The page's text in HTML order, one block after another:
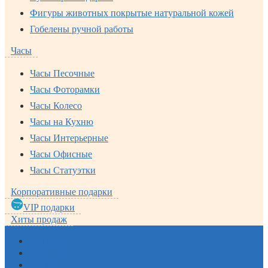
Фигуры животных покрытые натуральной кожей
Гобелены ручной работы
Часы
Часы Песочные
Часы Фоторамки
Часы Колесо
Часы на Кухню
Часы Интерьерные
Часы Офисные
Часы Статуэтки
Корпоративные подарки
VIP подарки
Хиты продаж